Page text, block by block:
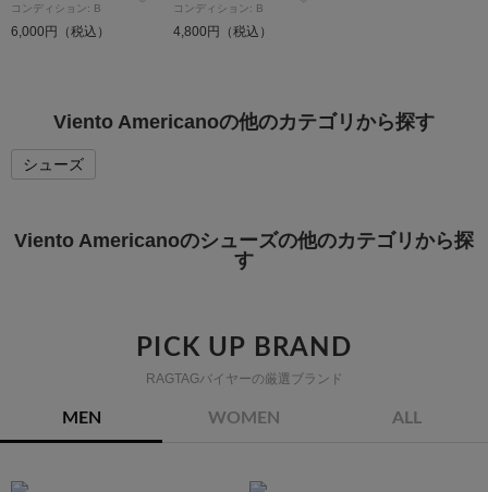
コンディション: B
6,000円（税込）
コンディション: B
4,800円（税込）
Viento Americanoの他のカテゴリから探す
シューズ
Viento Americanoのシューズの他のカテゴリから探
す
PICK UP BRAND
RAGTAGバイヤーの厳選ブランド
MEN WOMEN ALL